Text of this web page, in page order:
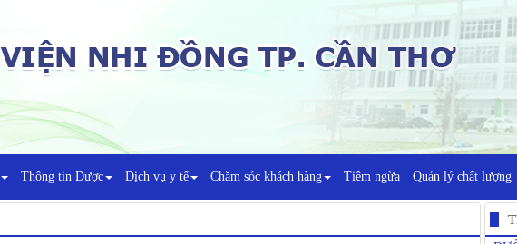
Thông tin Dược Dịch vụ y tế Chăm sóc khách hàng Tiêm ngừa Quản lý chất lượng